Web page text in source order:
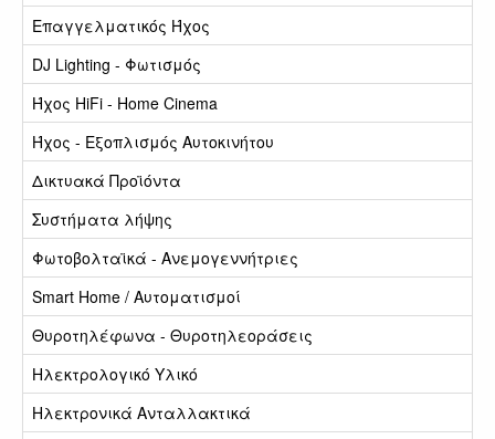
Επαγγελματικός Ήχος
DJ Lighting - Φωτισμός
Ήχος HiFi - Home Cinema
Ήχος - Εξοπλισμός Αυτοκινήτου
Δικτυακά Προϊόντα
Συστήματα λήψης
Φωτοβολταϊκά - Ανεμογεννήτριες
Smart Home / Αυτοματισμοί
Θυροτηλέφωνα - Θυροτηλεοράσεις
Ηλεκτρολογικό Υλικό
Ηλεκτρονικά Ανταλλακτικά